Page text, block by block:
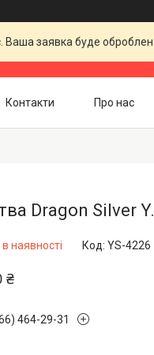
Ваша заявка буде
Контакти Про нас
Dragon Silver
наявності Код: YS-4226
₴
464-29-31